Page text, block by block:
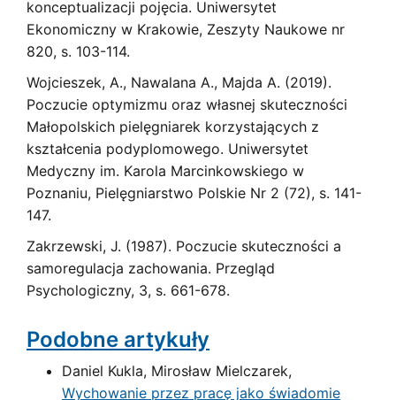
konceptualizacji pojęcia. Uniwersytet
Ekonomiczny w Krakowie, Zeszyty Naukowe nr
820, s. 103-114.
Wojcieszek, A., Nawalana A., Majda A. (2019).
Poczucie optymizmu oraz własnej skuteczności
Małopolskich pielęgniarek korzystających z
kształcenia podyplomowego. Uniwersytet
Medyczny im. Karola Marcinkowskiego w
Poznaniu, Pielęgniarstwo Polskie Nr 2 (72), s. 141-
147.
Zakrzewski, J. (1987). Poczucie skuteczności a
samoregulacja zachowania. Przegląd
Psychologiczny, 3, s. 661-678.
Podobne artykuły
Daniel Kukla, Mirosław Mielczarek,
Wychowanie przez pracę jako świadomie